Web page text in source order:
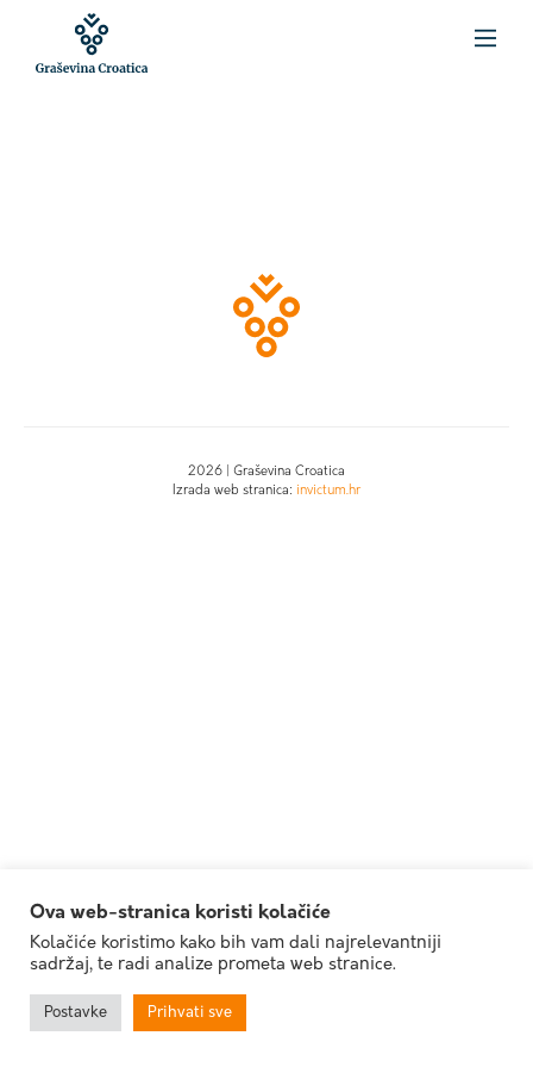
2026 | Graševina Croatica
Izrada web stranica: invictum.hr
Ova web-stranica koristi kolačiće
Kolačiće koristimo kako bih vam dali najrelevantniji
sadržaj, te radi analize prometa web stranice.
Postavke Prihvati sve